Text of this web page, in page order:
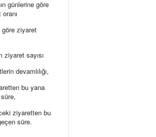
günlerine göre
ziyaret
ziyaret sayısı
devamlılığı,
bu yana
ziyaretten bu
süre.